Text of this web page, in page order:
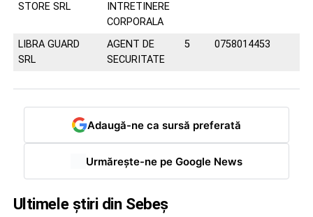
STORE SRL
INTRETINERE
CORPORALA
LIBRA GUARD
SRL
AGENT DE
SECURITATE
5 0758014453
Adaugă-ne ca sursă preferată
Urmărește-ne pe Google News
Ultimele știri din Sebeș